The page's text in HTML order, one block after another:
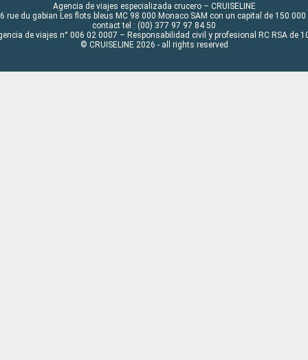
Agencia de viajes especializada crucero – CRUISELINE
rue du gabian Les flots bleus MC 98 000 Monaco SAM con un capital de 150 000
contact tel : (00) 377 97 97 84 50
de viajes n° 006 02 0007 – Responsabilidad civil y profesional RC RSA de
© CRUISELINE 2026 - all rights reserved